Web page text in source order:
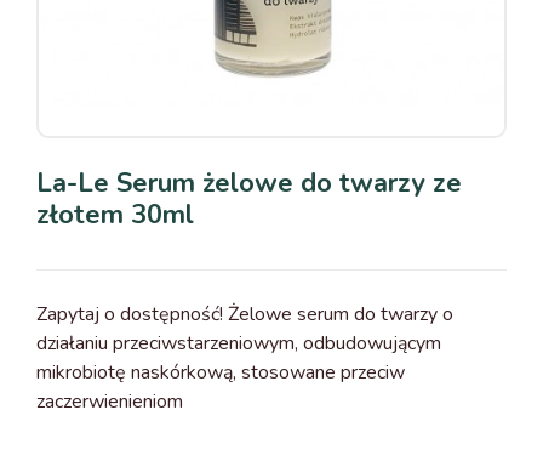
La-Le Serum żelowe do twarzy ze
złotem 30ml
Zapytaj o dostępność! Żelowe serum do twarzy o
działaniu przeciwstarzeniowym, odbudowującym
mikrobiotę naskórkową, stosowane przeciw
zaczerwienieniom